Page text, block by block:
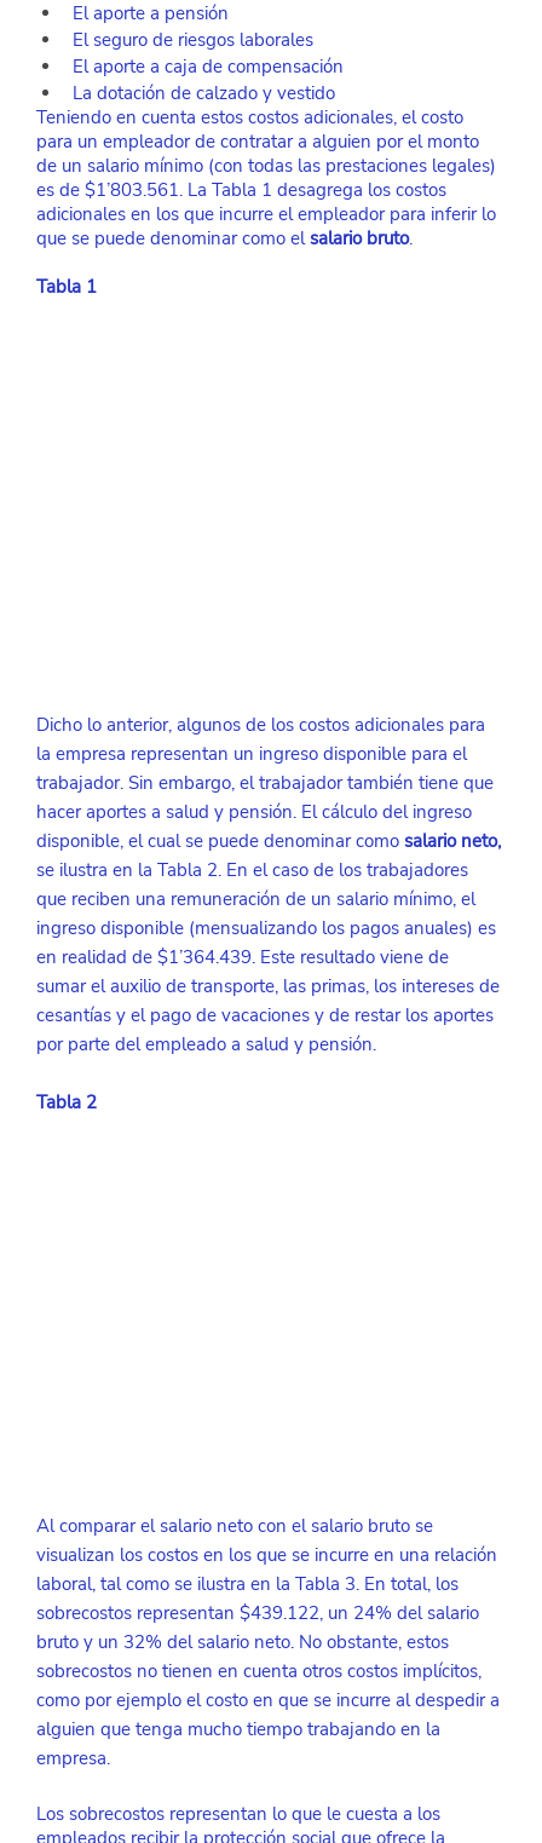
El aporte a pensión
El seguro de riesgos laborales
El aporte a caja de compensación
La dotación de calzado y vestido
Teniendo en cuenta estos costos adicionales, el costo
para un empleador de contratar a alguien por el monto
de un salario mínimo (con todas las prestaciones legales)
es de $1’803.561. La Tabla 1 desagrega los costos
adicionales en los que incurre el empleador para inferir lo
que se puede denominar como el salario bruto.
Tabla 1
Dicho lo anterior, algunos de los costos adicionales para
la empresa representan un ingreso disponible para el
trabajador. Sin embargo, el trabajador también tiene que
hacer aportes a salud y pensión. El cálculo del ingreso
disponible, el cual se puede denominar como salario neto,
se ilustra en la Tabla 2. En el caso de los trabajadores
que reciben una remuneración de un salario mínimo, el
ingreso disponible (mensualizando los pagos anuales) es
en realidad de $1’364.439. Este resultado viene de
sumar el auxilio de transporte, las primas, los intereses de
cesantías y el pago de vacaciones y de restar los aportes
por parte del empleado a salud y pensión.
Tabla 2
Al comparar el salario neto con el salario bruto se
visualizan los costos en los que se incurre en una relación
laboral, tal como se ilustra en la Tabla 3. En total, los
sobrecostos representan $439.122, un 24% del salario
bruto y un 32% del salario neto. No obstante, estos
sobrecostos no tienen en cuenta otros costos implícitos,
como por ejemplo el costo en que se incurre al despedir a
alguien que tenga mucho tiempo trabajando en la
empresa.
Los sobrecostos representan lo que le cuesta a los